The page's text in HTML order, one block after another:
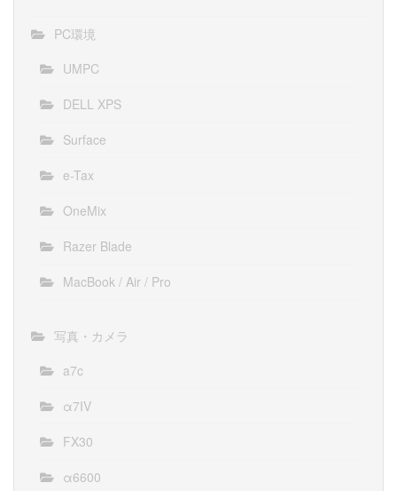
PC環境
UMPC
DELL XPS
Surface
e-Tax
OneMix
Razer Blade
MacBook / Air / Pro
写真・カメラ
a7c
α7IV
FX30
α6600